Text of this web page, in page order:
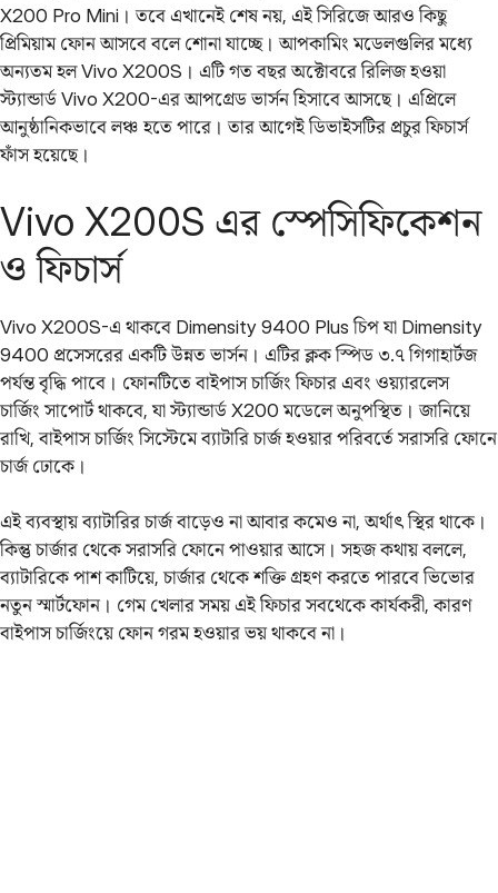
X200 Pro Mini। তবে এখানেই শেষ নয়, এই সিরিজে আরও কিছু
প্রিমিয়াম ফোন আসবে বলে শোনা যাচ্ছে। আপকামিং মডেলগুলির মধ্যে
অন্যতম হল Vivo X200S। এটি গত বছর অক্টোবরে রিলিজ হওয়া
স্ট্যান্ডার্ড Vivo X200-এর আপগ্রেড ভার্সন হিসাবে আসছে। এপ্রিলে
আনুষ্ঠানিকভাবে লঞ্চ হতে পারে। তার আগেই ডিভাইসটির প্রচুর ফিচার্স
ফাঁস হয়েছে।
Vivo X200S এর স্পেসিফিকেশন
ও ফিচার্স
Vivo X200S-এ থাকবে Dimensity 9400 Plus চিপ যা Dimensity
9400 প্রসেসরের একটি উন্নত ভার্সন। এটির ক্লক স্পিড ৩.৭ গিগাহার্টজ
পর্যন্ত বৃদ্ধি পাবে। ফোনটিতে বাইপাস চার্জিং ফিচার এবং ওয়্যারলেস
চার্জিং সাপোর্ট থাকবে, যা স্ট্যান্ডার্ড X200 মডেলে অনুপস্থিত। জানিয়ে
রাখি, বাইপাস চার্জিং সিস্টেমে ব্যাটারি চার্জ হওয়ার পরিবর্তে সরাসরি ফোনে
চার্জ ঢোকে।
এই ব্যবস্থায় ব্যাটারির চার্জ বাড়েও না আবার কমেও না, অর্থাৎ স্থির থাকে।
কিন্তু চার্জার থেকে সরাসরি ফোনে পাওয়ার আসে। সহজ কথায় বললে,
ব্যাটারিকে পাশ কাটিয়ে, চার্জার থেকে শক্তি গ্রহণ করতে পারবে ভিভোর
নতুন স্মার্টফোন। গেম খেলার সময় এই ফিচার সবথেকে কার্যকরী, কারণ
বাইপাস চার্জিংয়ে ফোন গরম হওয়ার ভয় থাকবে না।